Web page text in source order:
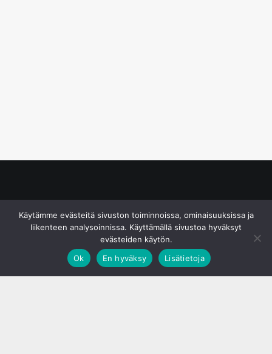
Käytämme evästeitä sivuston toiminnoissa, ominaisuuksissa ja
liikenteen analysoinnissa. Käyttämällä sivustoa hyväksyt
evästeiden käytön.
Ok
En hyväksy Lisätietoja